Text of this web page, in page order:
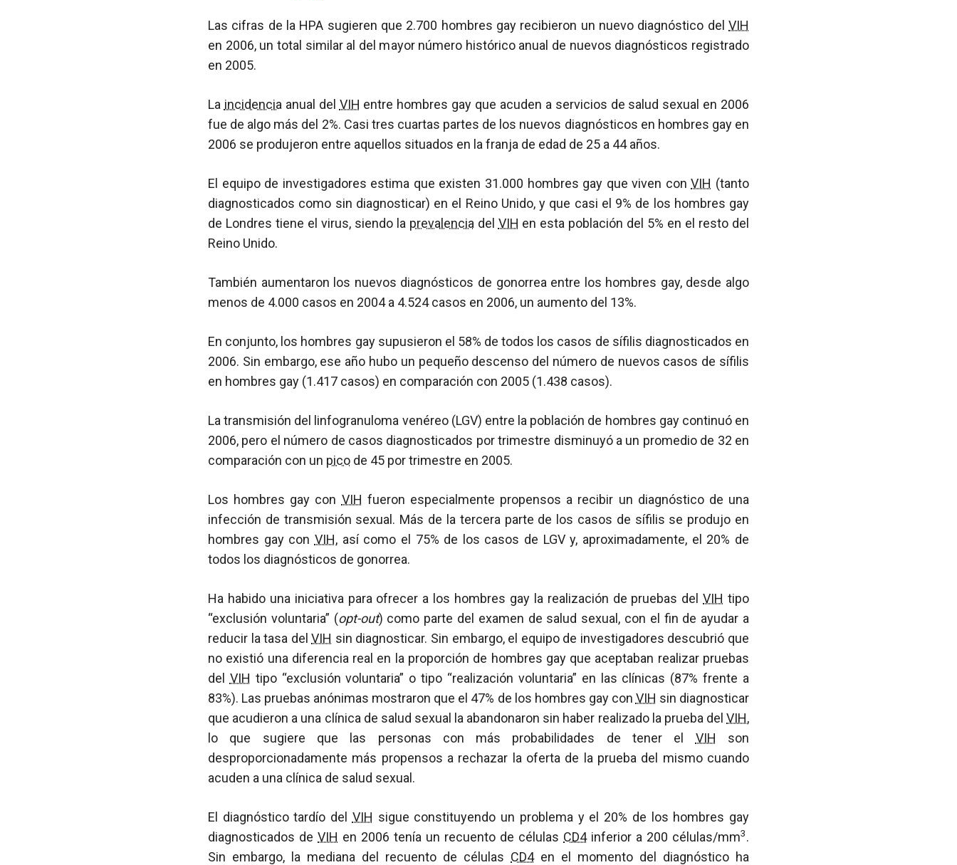
Las cifras de la HPA sugieren que 2.700 hombres gay recibieron un nuevo diagnóstico del VIH
en 2006, un total similar al del mayor número histórico anual de nuevos diagnósticos registrado
en 2005.
La incidencia anual del VIH entre hombres gay que acuden a servicios de salud sexual en 2006
fue de algo más del 2%. Casi tres cuartas partes de los nuevos diagnósticos en hombres gay en
2006 se produjeron entre aquellos situados en la franja de edad de 25 a 44 años.
El equipo de investigadores estima que existen 31.000 hombres gay que viven conVIH (tanto
diagnosticados como sin diagnosticar) en el Reino Unido, y que casi el 9% de los hombres gay
de Londres tiene el virus, siendo la prevalencia del VIH en esta población del 5% en el resto del
Reino Unido.
También aumentaron los nuevos diagnósticos de gonorrea entre los hombres gay, desde algo
menos de 4.000 casos en 2004 a 4.524 casos en 2006, un aumento del 13%.
En conjunto, los hombres gay supusieron el 58% de todos los casos de sífilis diagnosticados en
2006. Sin embargo, ese año hubo un pequeño descenso del número de nuevos casos de sífilis
en hombres gay (1.417 casos) en comparación con 2005 (1.438 casos).
La transmisión del linfogranuloma venéreo (LGV) entre la población de hombres gay continuó en
2006, pero el número de casos diagnosticados por trimestre disminuyó a un promedio de 32 en
comparación con un pico de 45 por trimestre en 2005.
Los hombres gay con VIH fueron especialmente propensos a recibir un diagnóstico de una
infección de transmisión sexual. Más de la tercera parte de los casos de sífilis se produjo en
hombres gay con VIH, así como el 75% de los casos de LGV y, aproximadamente, el 20% de
todos los diagnósticos de gonorrea.
Ha habido una iniciativa para ofrecer a los hombres gay la realización de pruebas delVIH tipo
“exclusión voluntaria” (opt-out) como parte del examen de salud sexual, con el fin de ayudar a
reducir la tasa delVIH sin diagnosticar. Sin embargo, el equipo de investigadores descubrió que
no existió una diferencia real en la proporción de hombres gay que aceptaban realizar pruebas
del VIH tipo “exclusión voluntaria” o tipo “realización voluntaria” en las clínicas (87% frente a
83%). Las pruebas anónimas mostraron que el 47% de los hombres gay con VIH sin diagnosticar
que acudieron a una clínica de salud sexual la abandonaron sin haber realizado la prueba del VIH,
lo que sugiere que las personas con más probabilidades de tener el VIH son
desproporcionadamente más propensos a rechazar la oferta de la prueba del mismo cuando
acuden a una clínica de salud sexual.
El diagnóstico tardío del VIH sigue constituyendo un problema y el 20% de los hombres gay
diagnosticados de VIH en 2006 tenía un recuento de células CD4inferior a 200 células/mm3.
Sin embargo, la mediana del recuento de células CD4en el momento del diagnóstico ha